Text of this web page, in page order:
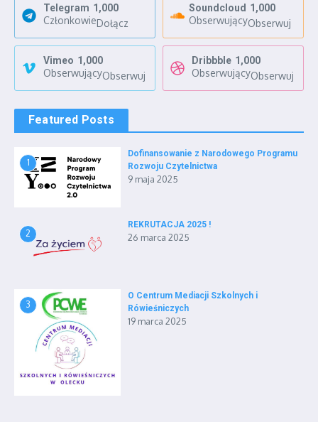
Telegram 1,000
CzłonkowieDołącz
Soundcloud 1,000
ObserwującyObserwuj
Vimeo 1,000
ObserwującyObserwuj
Dribbble 1,000
ObserwującyObserwuj
Featured Posts
1
Dofinansowanie z Narodowego Programu
Rozwoju Czytelnictwa
9 maja 2025
2
REKRUTACJA 2025 !
26 marca 2025
3
O Centrum Mediacji Szkolnych i
Rówieśniczych
19 marca 2025